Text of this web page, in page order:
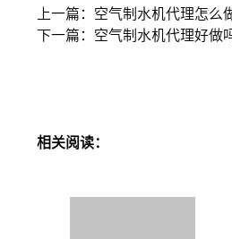
上一篇：空气制水机代理怎么
下一篇：空气制水机代理好做
相关阅读：